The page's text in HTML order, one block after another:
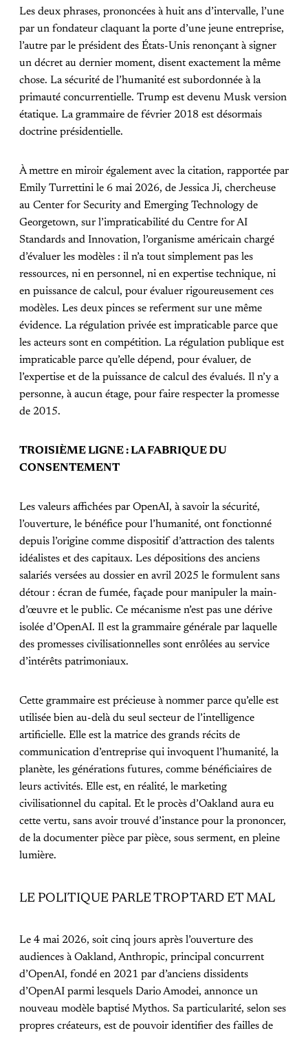
Les deux phrases, prononcées à huit ans d’intervalle, l’une
par un fondateur claquant la porte d’une jeune entreprise,
l’autre par le président des États-Unis renonçant à signer
un décret au dernier moment, disent exactement la même
chose. La sécurité de l’humanité est subordonnée à la
primauté concurrentielle. Trump est devenu Musk version
étatique. La grammaire de février 2018 est désormais
doctrine présidentielle.
À mettre en miroir également avec la citation, rapportée par
Emily Turrettini le 6 mai 2026, de Jessica Ji, chercheuse
au Center for Security and Emerging Technology de
Georgetown, sur l’impraticabilité du Centre for AI
Standards and Innovation, l’organisme américain chargé
d’évaluer les modèles : il n’a tout simplement pas les
ressources, ni en personnel, ni en expertise technique, ni
en puissance de calcul, pour évaluer rigoureusement ces
modèles. Les deux pinces se referment sur une même
évidence. La régulation privée est impraticable parce que
les acteurs sont en compétition. La régulation publique est
impraticable parce qu’elle dépend, pour évaluer, de
l’expertise et de la puissance de calcul des évalués. Il n’y a
personne, à aucun étage, pour faire respecter la promesse
de 2015.
TROISIÈME LIGNE : LA FABRIQUE DU
CONSENTEMENT
Les valeurs affichées par OpenAI, à savoir la sécurité,
l’ouverture, le bénéfice pour l’humanité, ont fonctionné
depuis l’origine comme dispositif d’attraction des talents
idéalistes et des capitaux. Les dépositions des anciens
salariés versées au dossier en avril 2025 le formulent sans
détour : écran de fumée, façade pour manipuler la main-
d’œuvre et le public. Ce mécanisme n’est pas une dérive
isolée d’OpenAI. Il est la grammaire générale par laquelle
des promesses civilisationnelles sont enrôlées au service
d’intérêts patrimoniaux.
Cette grammaire est précieuse à nommer parce qu’elle est
utilisée bien au-delà du seul secteur de l’intelligence
artificielle. Elle est la matrice des grands récits de
communication d’entreprise qui invoquent l’humanité, la
planète, les générations futures, comme bénéficiaires de
leurs activités. Elle est, en réalité, le marketing
civilisationnel du capital. Et le procès d’Oakland aura eu
cette vertu, sans avoir trouvé d’instance pour la prononcer,
de la documenter pièce par pièce, sous serment, en pleine
lumière.
LE POLITIQUE PARLE TROP TARD ET MAL
Le 4 mai 2026, soit cinq jours après l’ouverture des
audiences à Oakland, Anthropic, principal concurrent
d’OpenAI, fondé en 2021 par d’anciens dissidents
d’OpenAI parmi lesquels Dario Amodei, annonce un
nouveau modèle baptisé Mythos. Sa particularité, selon ses
propres créateurs, est de pouvoir identifier des failles de